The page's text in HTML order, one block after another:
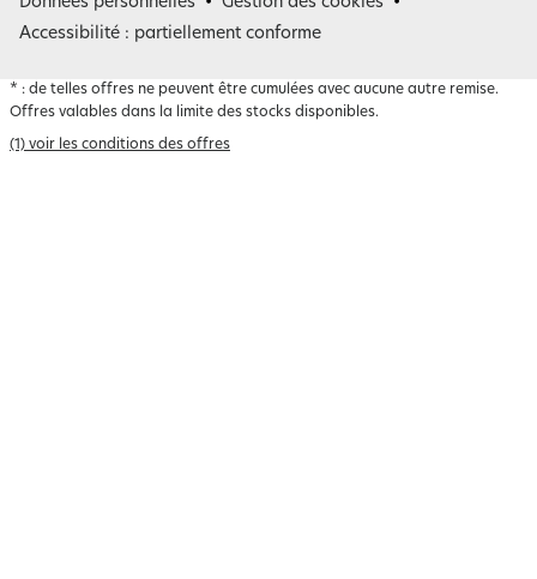
Accessibilité : partiellement conforme
* : de telles offres ne peuvent être cumulées avec aucune autre remise.
Offres valables dans la limite des stocks disponibles.
(1) voir les conditions des offres